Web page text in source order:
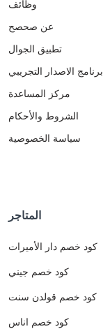
وظائف
عن صحصح
تطبيق الجوال
برنامج الاصدار التجريبي
مركز المساعدة
الشروط والأحكام
سياسة الخصوصية
المتاجر
كود خصم دار الأميرات
كود خصم جيني
كود خصم قولدن سنت
كود خصم اناس